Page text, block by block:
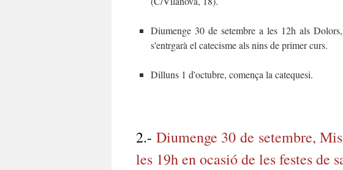
Diumenge 30 de setembre a les 12h als
s'entrgarà el catecisme als nins de primer curs.
Dilluns 1 d'octubre, comença la catequesi.
2.- Diumenge 30 de setembre,
les 19h en ocasió de les festes de